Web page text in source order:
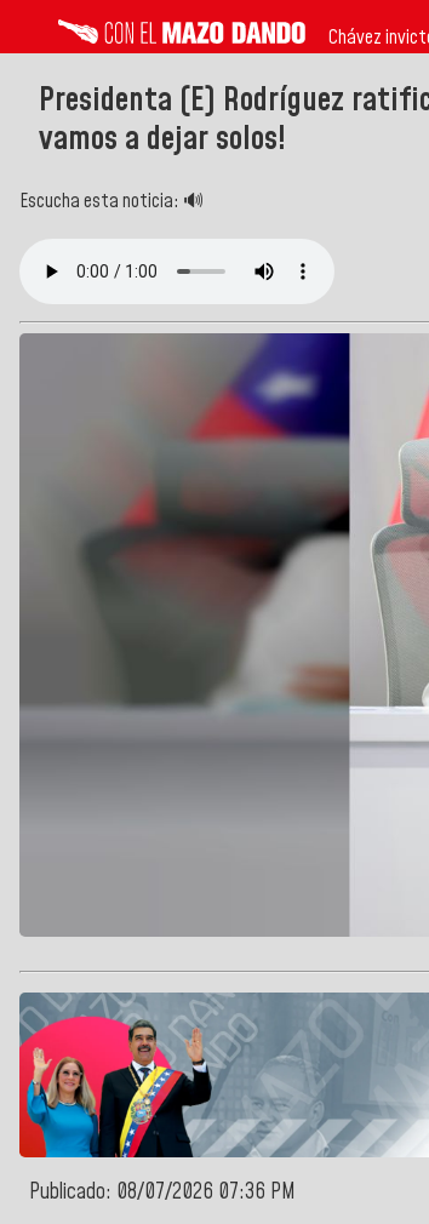
Chávez
Presidenta (E) Rodríguez
vamos a dejar solos!
Escucha esta noticia: 🔊
Publicado: 08/07/2026 07:36 PM